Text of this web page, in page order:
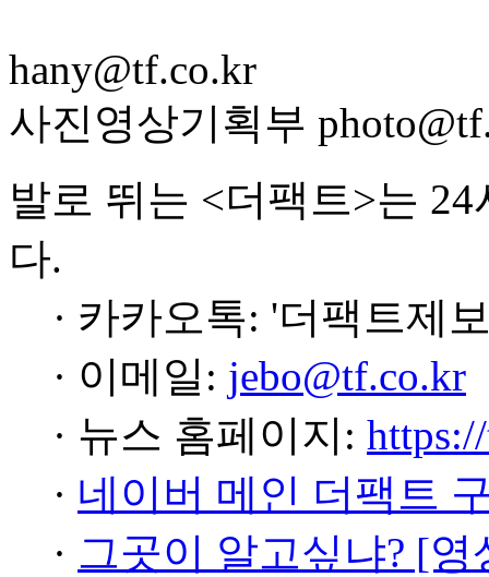
hany@tf.co.kr
사진영상기획부
발로 뛰는 <더팩트>는
다.
· 카카오톡: '더팩트제
· 이메일: jebo@tf.co.kr
· 뉴스 홈페이지:
· 네이버 메인 더팩트
· 그곳이 알고싶냐? [